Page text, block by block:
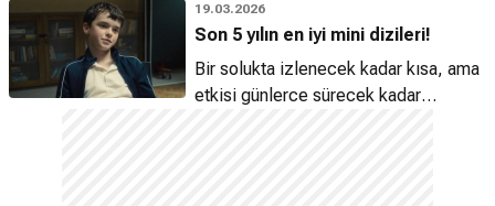
hitap eden kaliteli ve sürükleyici
dizilerle dikkat çekiyor!
19.03.2026
Son 5 yılın en iyi mini dizileri!
Bir solukta izlenecek kadar kısa, ama
etkisi günlerce sürecek kadar